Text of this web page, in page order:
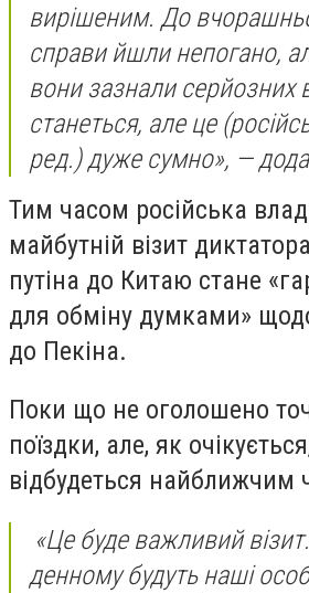
вирішеним. До
справи йшли непогано,
вони зазнали серйозних
станеться, але це
ред.) дуже сумно», —
Тим часом російська
майбутній візит
путіна до Китаю стане
для обміну думками»
до Пекіна.
Поки що не оголошено
поїздки, але, як
відбудеться найближчим
«Це буде важливий
денному будуть наші